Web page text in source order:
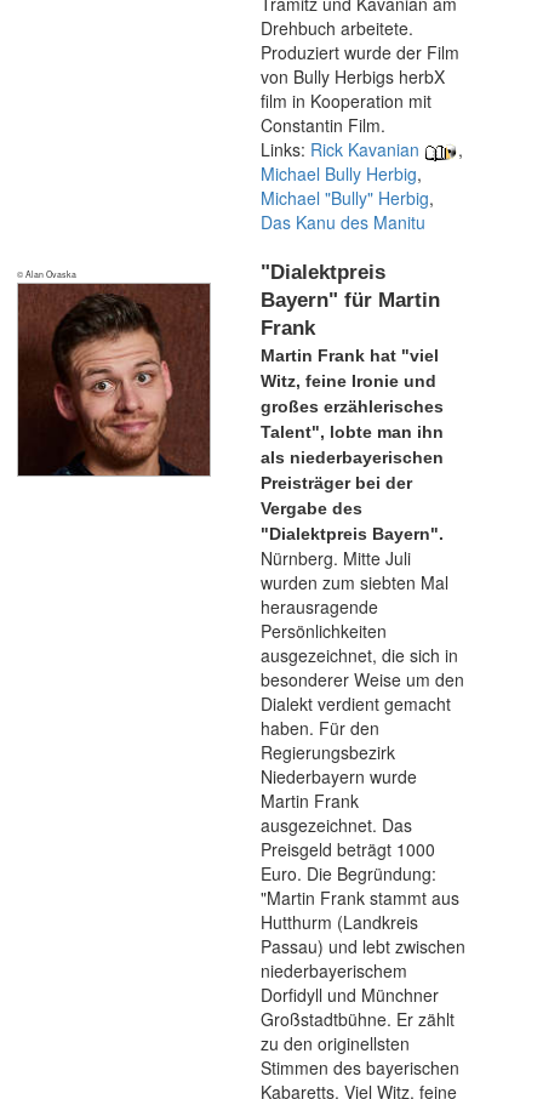
Drehbuch arbeitete.
Produziert wurde der Film
von Bully Herbigs herbX
film in Kooperation mit
Constantin Film.
Links: Rick Kavanian
,
Michael Bully Herbig,
Michael "Bully" Herbig,
Das Kanu des Manitu
© Alan Ovaska
"Dialektpreis
Bayern" für Martin
Frank
Martin Frank hat "viel
Witz, feine Ironie und
großes erzählerisches
Talent", lobte man ihn
als niederbayerischen
Preisträger bei der
Vergabe des
"Dialektpreis Bayern".
Nürnberg. Mitte Juli
wurden zum siebten Mal
herausragende
Persönlichkeiten
ausgezeichnet, die sich in
besonderer Weise um den
Dialekt verdient gemacht
haben. Für den
Regierungsbezirk
Niederbayern wurde
Martin Frank
ausgezeichnet. Das
Preisgeld beträgt 1000
Euro. Die Begründung:
"Martin Frank stammt aus
Hutthurm (Landkreis
Passau) und lebt zwischen
niederbayerischem
Dorfidyll und Münchner
Großstadtbühne. Er zählt
zu den originellsten
Stimmen des bayerischen
Kabaretts. Viel Witz, feine